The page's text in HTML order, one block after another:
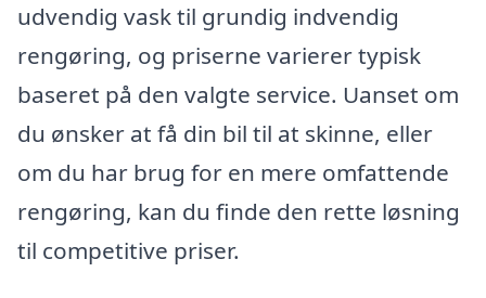
udvendig vask til grundig indvendig
rengøring, og priserne varierer typisk
baseret på den valgte service. Uanset om
du ønsker at få din bil til at skinne, eller
om du har brug for en mere omfattende
rengøring, kan du finde den rette løsning
til competitive priser.